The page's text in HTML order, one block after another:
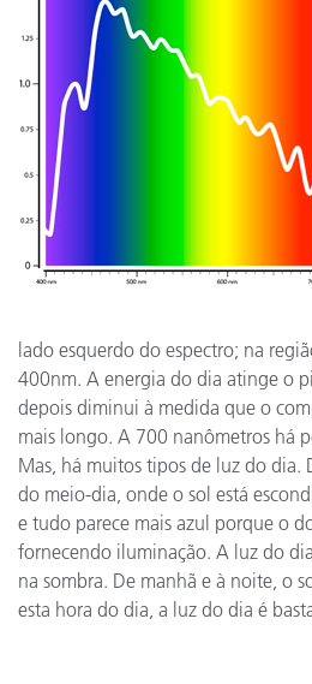
lado esquerdo do espectro; na
400nm. A energia do dia atinge o
depois diminui à medida que o
mais longo. A 700 nanômetros há
Mas, há muitos tipos de luz do dia.
do meio-dia, onde o sol está
e tudo parece mais azul porque o
fornecendo iluminação. A luz do
na sombra. De manhã e à noite, o
esta hora do dia, a luz do dia é